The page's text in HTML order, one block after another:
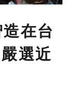
在台
選近